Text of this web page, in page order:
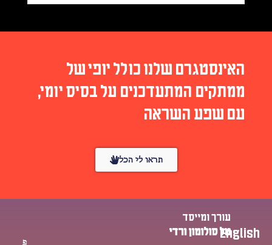
האינסטגרם שלנו כולל יופי של
ממתקים המתעדכנים על בסיס יומי,
עם שפע השראה
תראו לי הכל
English
עורך ומייסד
טל סולומון ורדי